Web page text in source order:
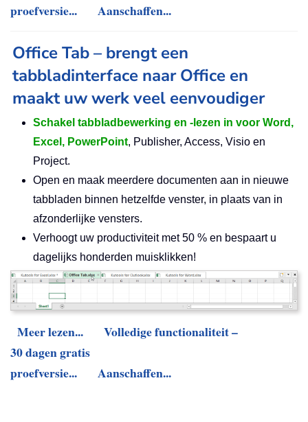
proefversie...
Aanschaffen...
Office Tab – brengt een
tabbladinterface naar Office en
maakt uw werk veel eenvoudiger
Schakel tabbladbewerking en -lezen in voor Word,
Excel, PowerPoint, Publisher, Access, Visio en
Project.
Open en maak meerdere documenten aan in nieuwe
tabbladen binnen hetzelfde venster, in plaats van in
afzonderlijke vensters.
Verhoogt uw productiviteit met 50 % en bespaart u
dagelijks honderden muisklikken!
Meer lezen...
Volledige functionaliteit –
30 dagen gratis
proefversie...
Aanschaffen...